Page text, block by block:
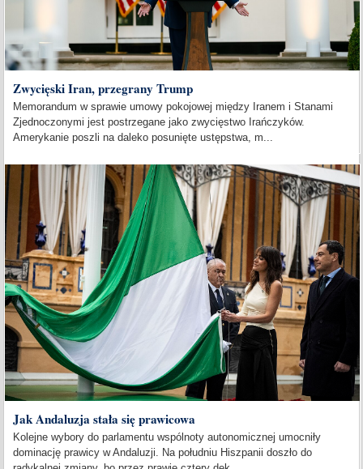
Zwycięski Iran, przegrany Trump
Memorandum w sprawie umowy pokojowej między Iranem i Stanami
Zjednoczonymi jest postrzegane jako zwycięstwo Irańczyków.
Amerykanie poszli na daleko posunięte ustępstwa, m...
Jak Andaluzja stała się prawicowa
Kolejne wybory do parlamentu wspólnoty autonomicznej umocniły
dominację prawicy w Andaluzji. Na południu Hiszpanii doszło do